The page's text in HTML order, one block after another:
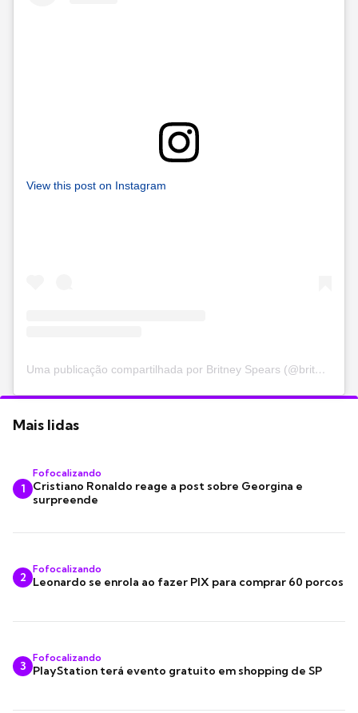
View this post on Instagram
Uma publicação compartilhada por Britney Spears (@britneyspears)
Mais lidas
1
Fofocalizando
Cristiano Ronaldo reage a post sobre Georgina e
surpreende
2
Fofocalizando
Leonardo se enrola ao fazer PIX para comprar 60 porcos
3
Fofocalizando
PlayStation terá evento gratuito em shopping de SP